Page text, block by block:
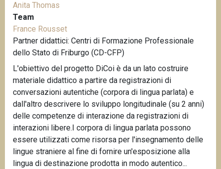
Anita Thomas
Team
France Rousset
Partner didattici: Centri di Formazione Professionale
dello Stato di Friburgo (CD-CFP)
L'obiettivo del progetto DiCoi è da un lato costruire
materiale didattico a partire da registrazioni di
conversazioni autentiche (corpora di lingua parlata) e
dall'altro descrivere lo sviluppo longitudinale (su 2 anni)
delle competenze di interazione da registrazioni di
interazioni libere.I corpora di lingua parlata possono
essere utilizzati come risorsa per l'insegnamento delle
lingue straniere al fine di fornire un'esposizione alla
lingua di destinazione prodotta in modo autentico...